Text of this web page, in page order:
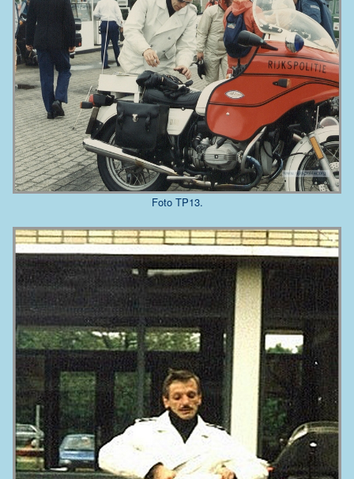
Foto TP13.